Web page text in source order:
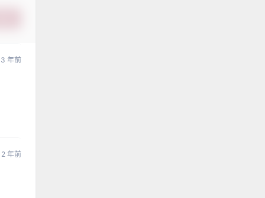
3 年前
2 年前